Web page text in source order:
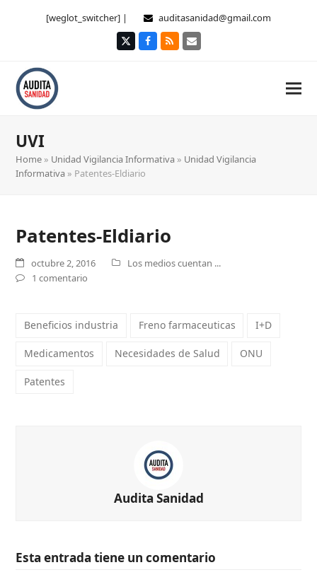
[weglot_switcher] | auditasanidad@gmail.com
TwitterFacebook
RSS Correo
UVI
Home » Unidad Vigilancia Informativa » Unidad Vigilancia
Informativa » Patentes-Eldiario
Patentes-Eldiario
octubre 2, 2016
Los medios cuentan ...
1 comentario
Beneficios industria Freno farmaceuticas I+D
Medicamentos Necesidades de Salud ONU
Patentes
Audita Sanidad
Esta entrada tiene un comentario